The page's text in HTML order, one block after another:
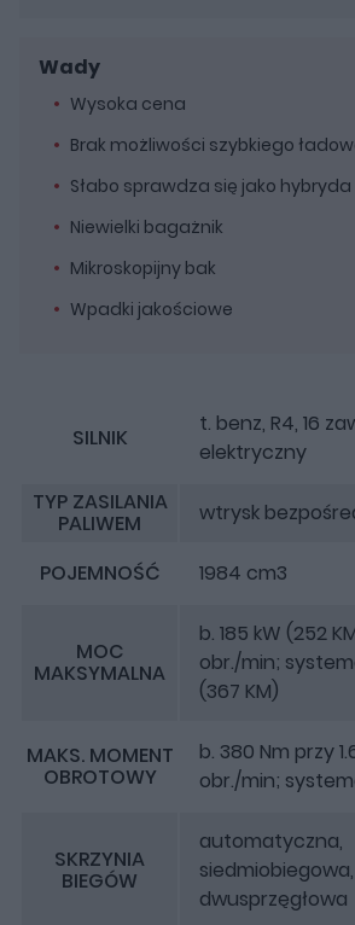
Wady
Wysoka cena
Brak możliwości szybkiego
Słabo sprawdza się jako hybryda
Niewielki bagażnik
Mikroskopijny bak
Wpadki jakościowe
SILNIK
t. benz, R4, 16
elektryczny
TYP ZASILANIA
PALIWEM wtrysk
POJEMNOŚĆ 1984 cm3
MOC
MAKSYMALNA
b. 185 kW (252
obr./min;
(367 KM)
MAKS. MOMENT
OBROTOWY
b. 380 Nm przy
obr./min;
SKRZYNIA
BIEGÓW
automatyczna,
siedmiobiegowa,
dwusprzęgłowa